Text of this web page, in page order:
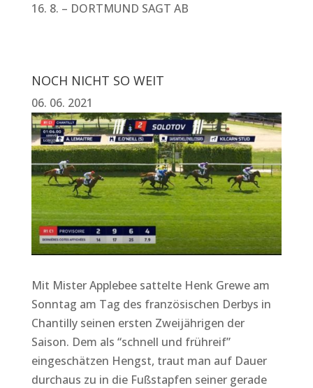
16. 8. – DORTMUND SAGT AB
NOCH NICHT SO WEIT
06. 06. 2021
Mit Mister Applebee sattelte Henk Grewe am
Sonntag am Tag des französischen Derbys in
Chantilly seinen ersten Zweijährigen der
Saison. Dem als “schnell und frühreif”
eingeschätzen Hengst, traut man auf Dauer
durchaus zu in die Fußstapfen seiner gerade